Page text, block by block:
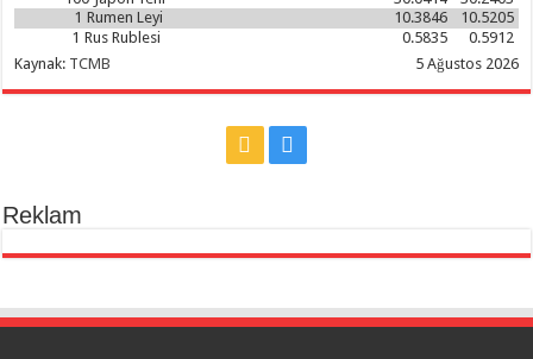
1 Rumen Leyi 10.5205
10.3846
1 Rus Rublesi 0.5912
0.5835
Kaynak: TCMB 5 Ağustos 2026
Reklam